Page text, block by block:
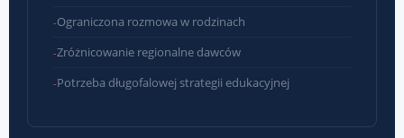
Ograniczona rozmowa w rodzinach
Zróżnicowanie regionalne dawców
Potrzeba długofalowej strategii edukacyjnej